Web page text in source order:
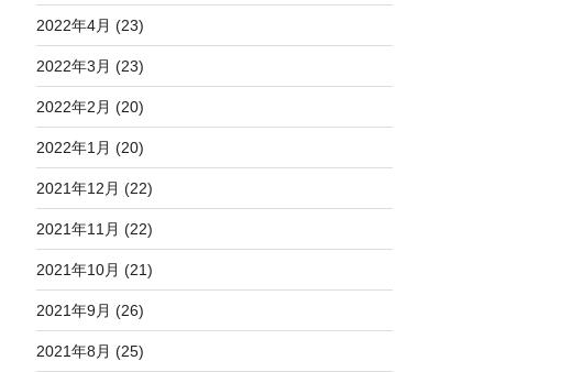
2022年4月 (23)
2022年3月 (23)
2022年2月 (20)
2022年1月 (20)
2021年12月 (22)
2021年11月 (22)
2021年10月 (21)
2021年9月 (26)
2021年8月 (25)